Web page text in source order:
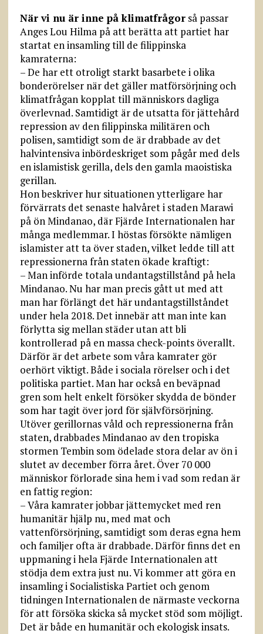
När vi nu är inne på klimatfrågorså passar
Anges Lou Hilma på att berätta att partiet har
startat en insamling till de filippinska
kamraterna:
– De har ett otroligt starkt basarbete i olika
bonderörelser när det gäller matförsörjning och
klimatfrågan kopplat till människors dagliga
överlevnad. Samtidigt är de utsatta för jättehård
repression av den filippinska militären och
polisen, samtidigt som de är drabbade av det
halvintensiva inbördeskriget som pågår med dels
en islamistisk gerilla, dels den gamla maoistiska
gerillan.
Hon beskriver hur situationen ytterligare har
förvärrats det senaste halvåret i staden Marawi
på ön Mindanao, där Fjärde Internationalen har
många medlemmar. I höstas försökte nämligen
islamister att ta över staden, vilket ledde till att
repressionerna från staten ökade kraftigt:
– Man införde totala undantagstillstånd på hela
Mindanao. Nu har man precis gått ut med att
man har förlängt det här undantagstillståndet
under hela 2018. Det innebär att man inte kan
förlytta sig mellan städer utan att bli
kontrollerad på en massa check-points överallt.
Därför är det arbete som våra kamrater gör
oerhört viktigt. Både i sociala rörelser och i det
politiska partiet. Man har också en beväpnad
gren som helt enkelt försöker skydda de bönder
som har tagit över jord för självförsörjning.
Utöver gerillornas våld och repressionerna från
staten, drabbades Mindanao av den tropiska
stormen Tembin som ödelade stora delar av ön i
slutet av december förra året. Över 70 000
människor förlorade sina hem i vad som redan är
en fattig region:
– Våra kamrater jobbar jättemycket med ren
humanitär hjälp nu, med mat och
vattenförsörjning, samtidigt som deras egna hem
och familjer ofta är drabbade. Därför finns det en
uppmaning i hela Fjärde Internationalen att
stödja dem extra just nu. Vi kommer att göra en
insamling i Socialistiska Partiet och genom
tidningen Internationalen de närmaste veckorna
för att försöka skicka så mycket stöd som möjligt.
Det är både en humanitär och ekologisk insats.